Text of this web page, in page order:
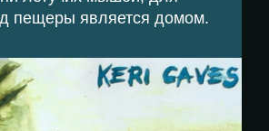
пещеры является домом.